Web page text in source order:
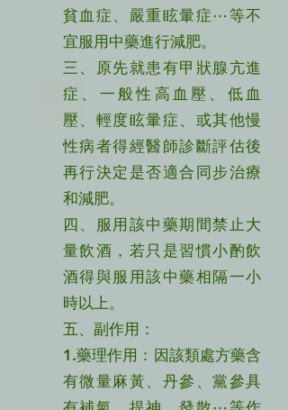
貧血症、嚴重眩暈症⋯等不
宜服用中藥進行減肥。
三、原先就患有甲狀腺亢進
症、一般性高血壓、低血
壓、輕度眩暈症、或其他慢
性病者得經醫師診斷評估後
再行決定是否適合同步治療
和減肥。
四、服用該中藥期間禁止大
量飲酒，若只是習慣小酌飲
酒得與服用該中藥相隔一小
時以上。
五、副作用：
1.藥理作用：因該類處方藥含
有微量麻黃、丹參、黨參具